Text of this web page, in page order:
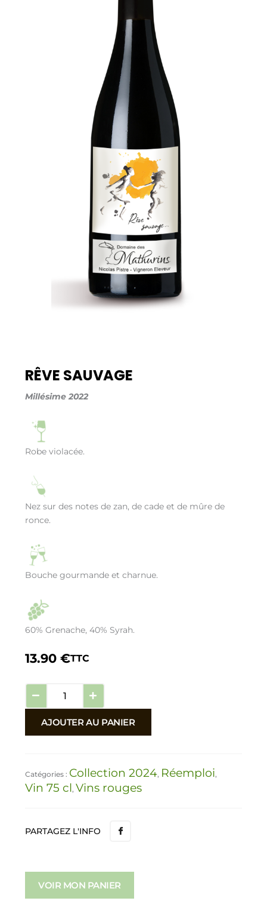
RÊVE SAUVAGE
Millésime 2022
Robe violacée.
Nez sur des notes de zan, de cade et de mûre de
ronce.
Bouche gourmande et charnue.
60% Grenache, 40% Syrah.
13.90€TTC
AJOUTER AU PANIER
Catégories : Collection 2024, Réemploi,
Vin 75 cl, Vins rouges
PARTAGEZ L'INFO
VOIR MON PANIER